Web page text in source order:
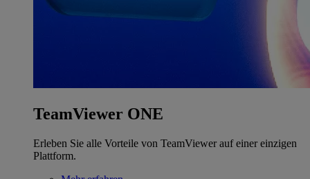
TeamViewer ONE
Erleben Sie alle Vorteile von TeamViewer auf einer einzigen
Plattform.